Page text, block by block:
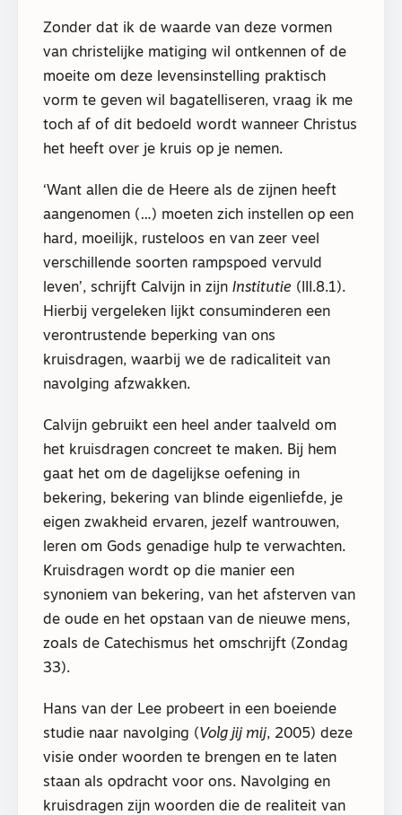
Zonder dat ik de waarde van deze vormen
van christelijke matiging wil ontkennen of de
moeite om deze levensinstelling praktisch
vorm te geven wil bagatelliseren, vraag ik me
toch af of dit bedoeld wordt wanneer Christus
het heeft over je kruis op je nemen.
‘Want allen die de Heere als de zijnen heeft
aangenomen (…) moeten zich instellen op een
hard, moeilijk, rusteloos en van zeer veel
verschillende soorten rampspoed vervuld
leven’, schrijft Calvijn in zijn Institutie (III.8.1).
Hierbij vergeleken lijkt consuminderen een
verontrustende beperking van ons
kruisdragen, waarbij we de radicaliteit van
navolging afzwakken.
Calvijn gebruikt een heel ander taalveld om
het kruisdragen concreet te maken. Bij hem
gaat het om de dagelijkse oefening in
bekering, bekering van blinde eigenliefde, je
eigen zwakheid ervaren, jezelf wantrouwen,
leren om Gods genadige hulp te verwachten.
Kruisdragen wordt op die manier een
synoniem van bekering, van het afsterven van
de oude en het opstaan van de nieuwe mens,
zoals de Catechismus het omschrijft (Zondag
33).
Hans van der Lee probeert in een boeiende
studie naar navolging (Volg jij mij, 2005) deze
visie onder woorden te brengen en te laten
staan als opdracht voor ons. Navolging en
kruisdragen zijn woorden die de realiteit van